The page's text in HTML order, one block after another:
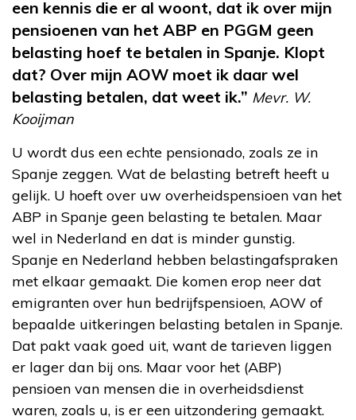
een kennis die er al woont, dat ik over mijn
pensioenen van het ABP en PGGM geen
belasting hoef te betalen in Spanje. Klopt
dat? Over mijn AOW moet ik daar wel
belasting betalen, dat weet ik.” Mevr. W.
Kooijman
U wordt dus een echte pensionado, zoals ze in
Spanje zeggen. Wat de belasting betreft heeft u
gelijk. U hoeft over uw overheidspensioen van het
ABP in Spanje geen belasting te betalen. Maar
wel in Nederland en dat is minder gunstig.
Spanje en Nederland hebben belastingafspraken
met elkaar gemaakt. Die komen erop neer dat
emigranten over hun bedrijfspensioen, AOW of
bepaalde uitkeringen belasting betalen in Spanje.
Dat pakt vaak goed uit, want de tarieven liggen
er lager dan bij ons. Maar voor het (ABP)
pensioen van mensen die in overheidsdienst
waren, zoals u, is er een uitzondering gemaakt.